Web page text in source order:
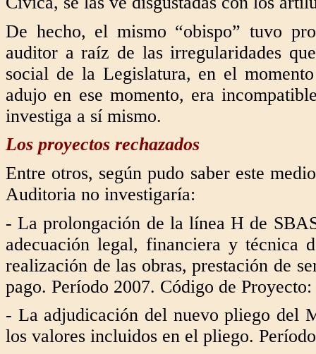
De hecho, el mismo “obispo” tuvo
auditor a raíz de las irregularidades
social de la Legislatura, en el
adujo en ese momento, era
investiga a sí mismo.
Los proyectos rechazados
Entre otros, según pudo saber este
Auditoria no investigaría:
- La prolongación de la línea H de
adecuación legal, financiera y técnica
realización de las obras, prestación de
pago. Período 2007. Código de
- La adjudicación del nuevo pliego del
los valores incluidos en el pliego.